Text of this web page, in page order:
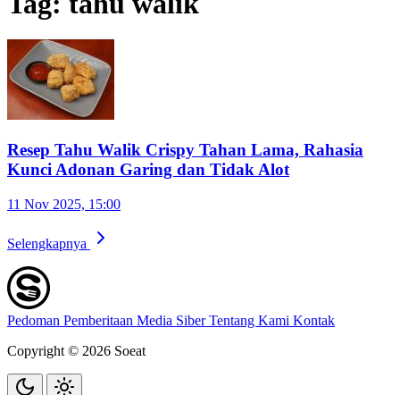
Resep Tahu Walik Crispy Tahan Lama, Rahasia
Kunci Adonan Garing dan Tidak Alot
11 Nov 2025, 15:00
Selengkapnya
Pedoman Pemberitaan Media SiberTentang Kami Kontak
Copyright © 2026 Soeat